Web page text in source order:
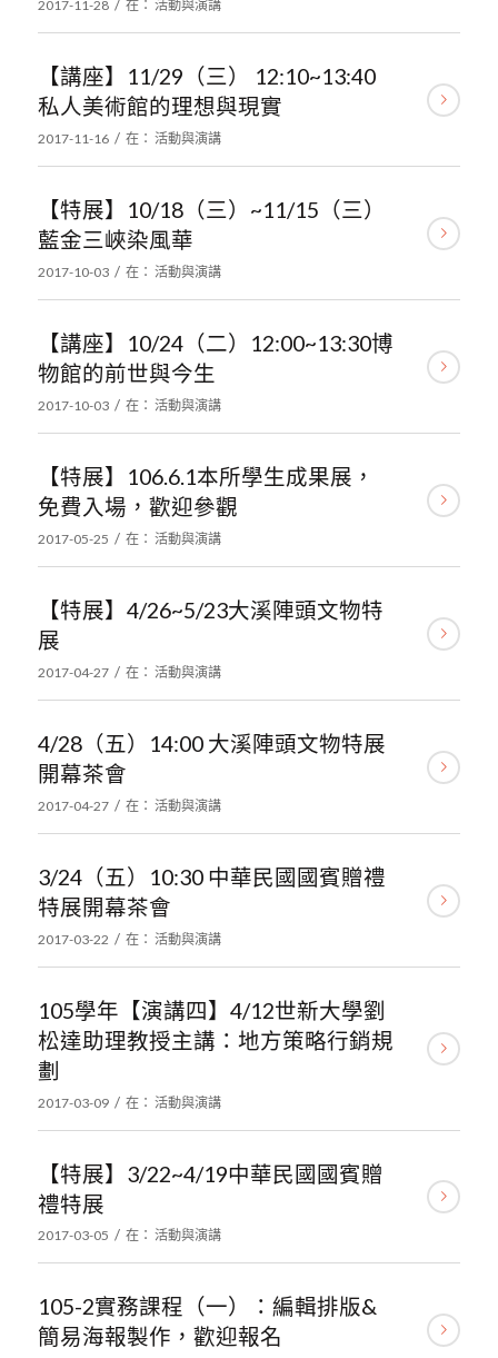
2017-11-28 / 在： 活動與演講
【講座】11/29（三） 12:10~13:40
私人美術館的理想與現實
2017-11-16 / 在： 活動與演講
【特展】10/18（三）~11/15（三）
藍金三峽染風華
2017-10-03 / 在： 活動與演講
【講座】10/24（二）12:00~13:30博
物館的前世與今生
2017-10-03 / 在： 活動與演講
【特展】106.6.1本所學生成果展，
免費入場，歡迎參觀
2017-05-25 / 在： 活動與演講
【特展】4/26~5/23大溪陣頭文物特
展
2017-04-27 / 在： 活動與演講
4/28（五）14:00 大溪陣頭文物特展
開幕茶會
2017-04-27 / 在： 活動與演講
3/24（五）10:30 中華民國國賓贈禮
特展開幕茶會
2017-03-22 / 在： 活動與演講
105學年【演講四】4/12世新大學劉
松達助理教授主講：地方策略行銷規
劃
2017-03-09 / 在： 活動與演講
【特展】3/22~4/19中華民國國賓贈
禮特展
2017-03-05 / 在： 活動與演講
105-2實務課程（一）：編輯排版&
簡易海報製作，歡迎報名